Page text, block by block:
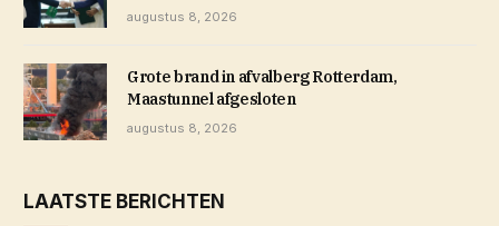
augustus 8, 2026
Grote brand in afvalberg Rotterdam,
Maastunnel afgesloten
augustus 8, 2026
LAATSTE BERICHTEN